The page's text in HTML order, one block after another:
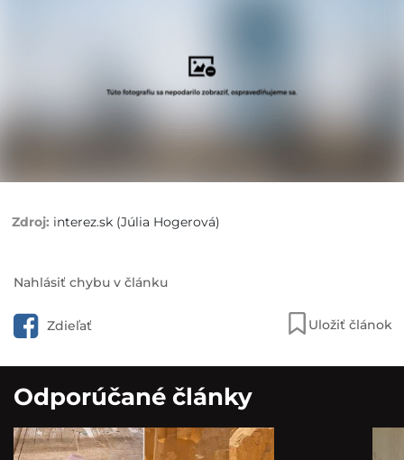
interez.sk (Júlia Hogerová)
Nahlásiť chybu v článku
Zdieľať Uložiť článok
Odporúčané články